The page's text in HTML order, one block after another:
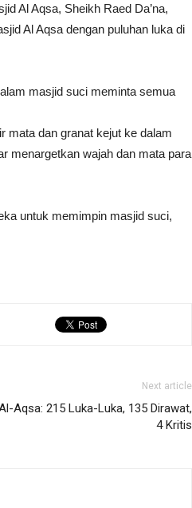
Al Aqsa, Sheikh Raed Da’na,
Al Aqsa dengan puluhan luka di
masjid suci meminta semua
mata dan granat kejut ke dalam
menargetkan wajah dan mata para
untuk memimpin masjid suci,
Next article
Aqsa: 215 Luka-Luka, 135 Dirawat,
4 Kritis